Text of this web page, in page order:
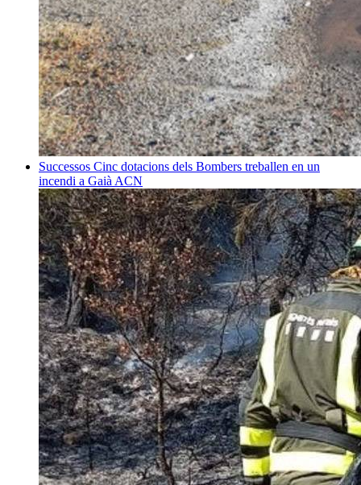
Successos Cinc dotacions dels Bombers treballen en un
incendi a Gaià ACN